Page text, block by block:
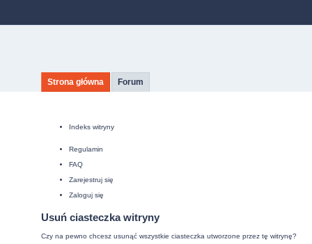
Strona główna Forum
Indeks witryny
Regulamin
FAQ
Zarejestruj się
Zaloguj się
Usuń ciasteczka witryny
Czy na pewno chcesz usunąć wszystkie ciasteczka utworzone przez tę witrynę?